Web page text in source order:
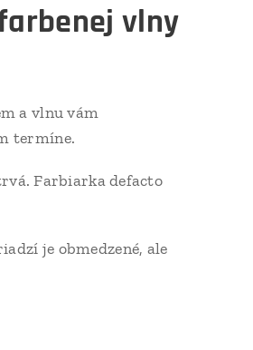
vlny
a vlnu vám
termíne.
Farbiarka defacto
je obmedzené, ale